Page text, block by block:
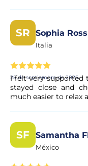
SR Sophia
Italia
25 de septiembre de 2025
I felt very supported
stayed close and
much easier to relax
SF Samantha
México